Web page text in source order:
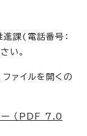
課(電話番号：
い。
ファイルを開くの
ー （PDF 7.0